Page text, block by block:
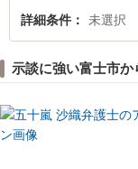
んにおすすめです。
詳細条件 未選択
示談に強い富士市